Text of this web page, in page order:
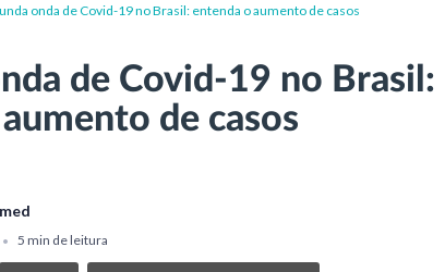
onda de Covid-19 no Brasil: entenda o aumento de casos
de Covid-19 no Brasil:
de casos
• 5 min de leitura